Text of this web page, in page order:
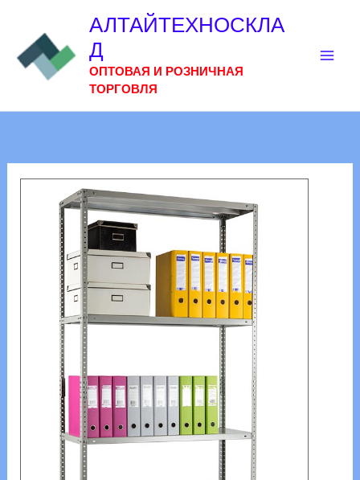
содержимому
АЛТАЙТЕХНОСКЛА
Д
ОПТОВАЯ И РОЗНИЧНАЯ
ТОРГОВЛЯ